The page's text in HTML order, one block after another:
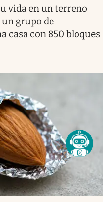
vida en un terreno
un grupo de
casa con 850 bloques